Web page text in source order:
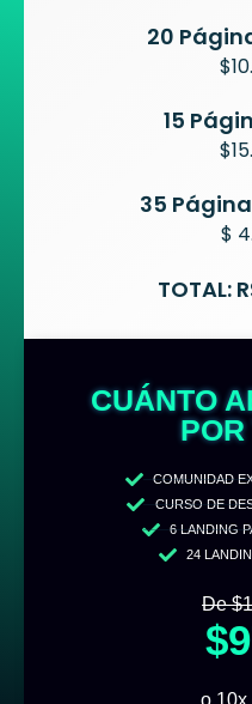
20
15
35
$
TOTAL:
CUÁNTO
POR
COMUNIDAD
CURSO DE
6 LANDING
24
De
o 10x